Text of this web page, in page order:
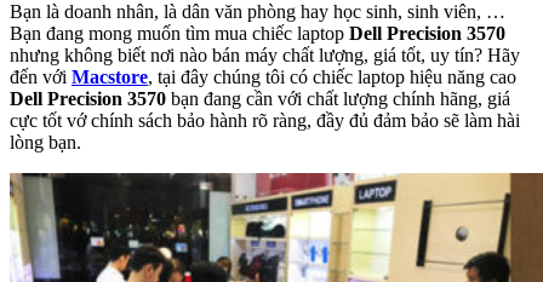
Bạn là doanh nhân, là dân văn phòng hay học sinh, sinh viên, …
Bạn đang mong muốn tìm mua chiếc laptop Dell Precision 3570
nhưng không biết nơi nào bán máy chất lượng, giá tốt, uy tín? Hãy
đến với Macstore, tại đây chúng tôi có chiếc laptop hiệu năng cao
Dell Precision 3570 bạn đang cần với chất lượng chính hãng, giá
cực tốt vớ chính sách bảo hành rõ ràng, đầy đủ đảm bảo sẽ làm hài
lòng bạn.